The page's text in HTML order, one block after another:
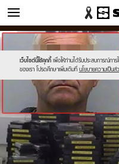
ข่าว
เว็บไซต์นี้ใช้คุกกี้ เพื่อให้ท่านได้รับประสบการณ์กา
ของเรา โปรดศึกษาเพิ่มเติมที่ นโยบายความเป็นส่
Sanook
//s.isanook.com/sr/0/images/
new-
sanook.png
600
60
//s.isanook.com/ns/0/ud/371/